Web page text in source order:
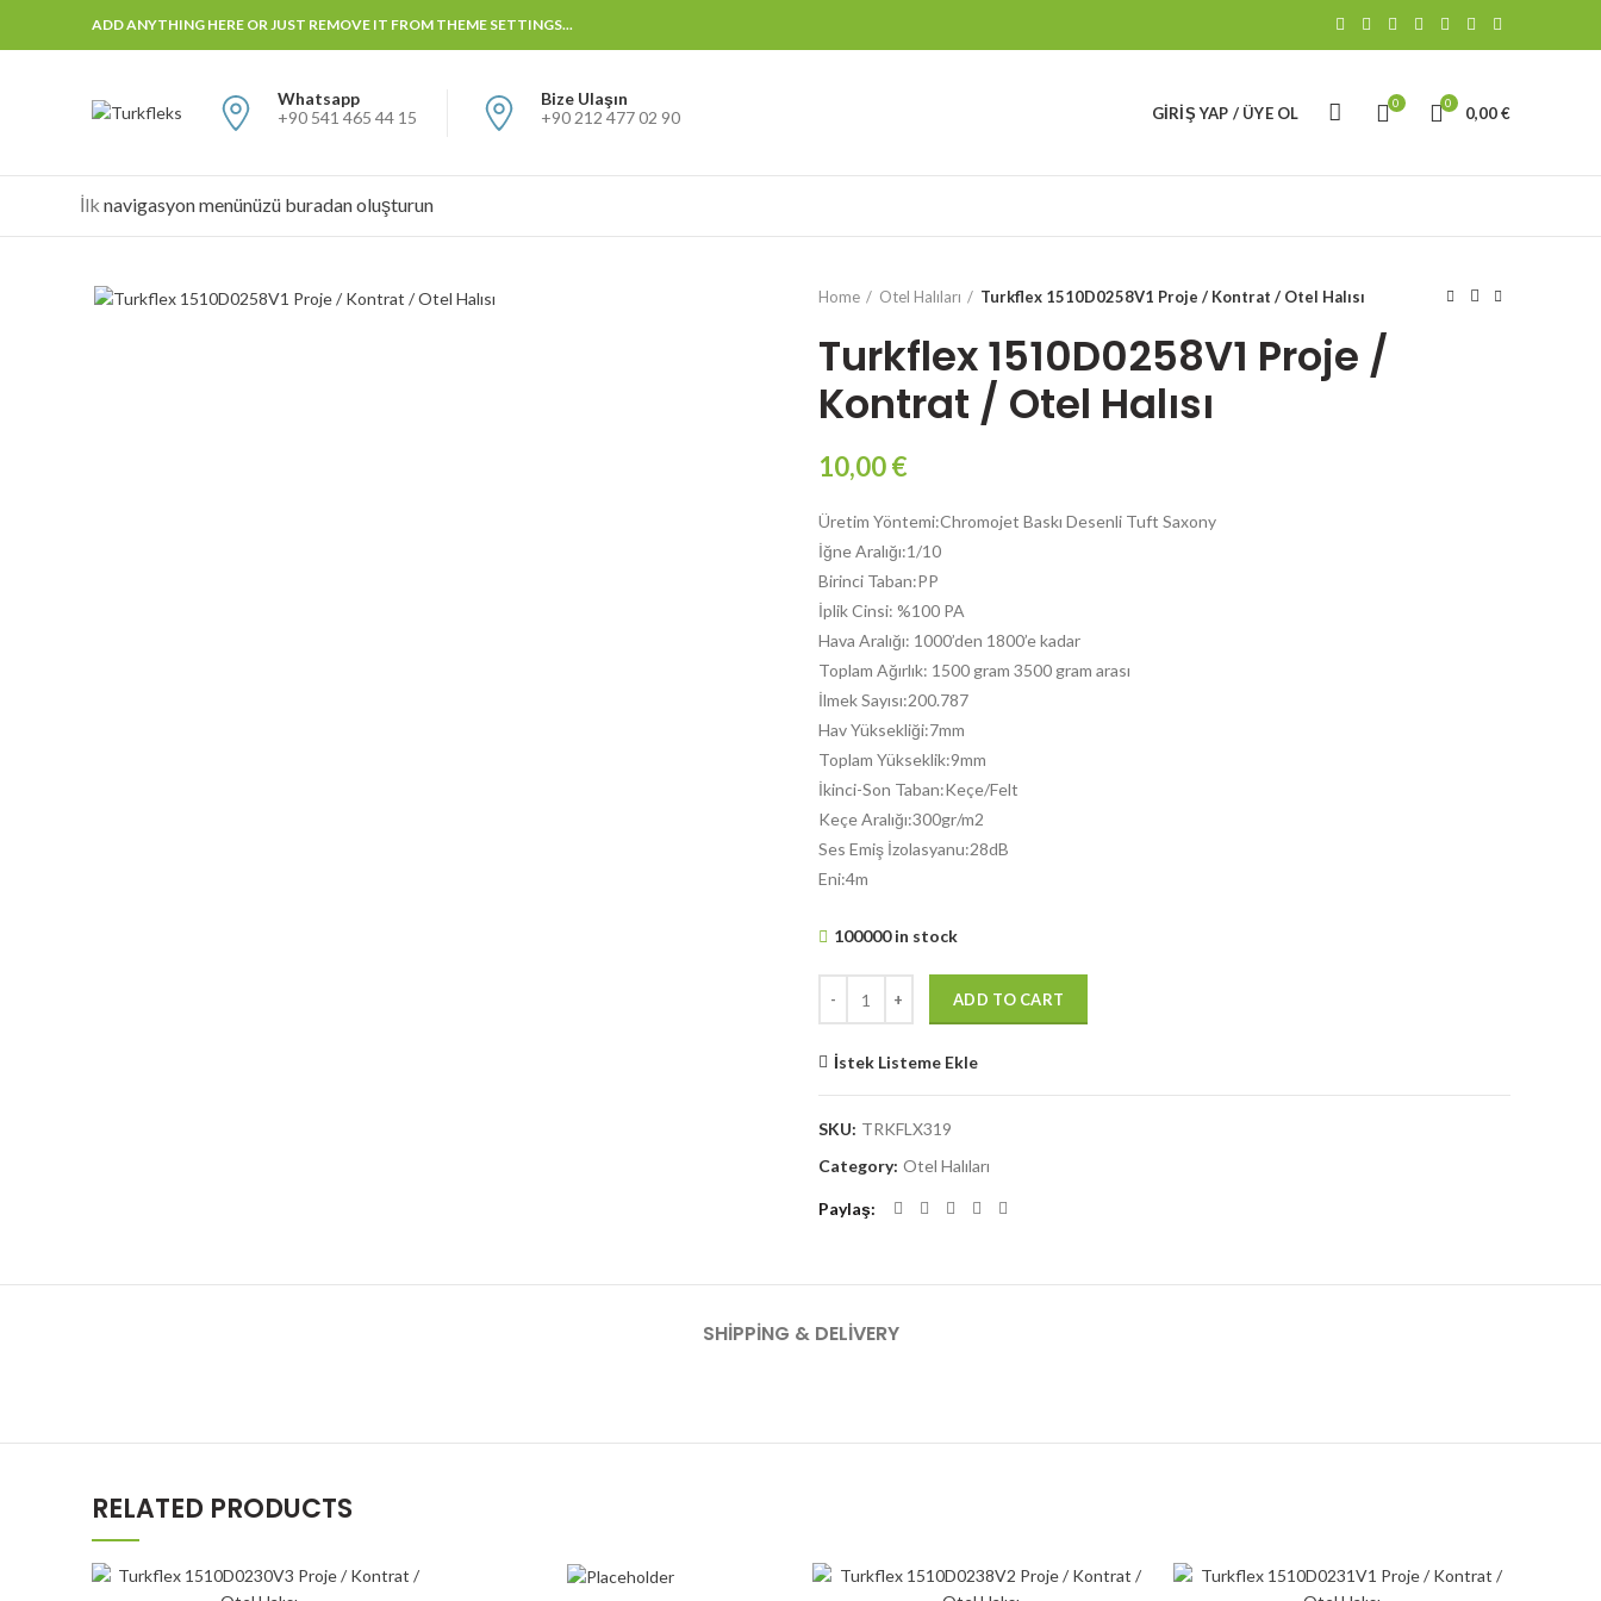
ADD ANYTHING HERE OR JUST REMOVE IT FROM THEME SETTINGS...
Whatsapp
+90 541 465 44 15
Bize Ulaşın
+90 212 477 02 90
GIRIŞ YAP / ÜYE OL
0 0
0,00€
İlk navigasyon menünüzü buradan oluşturun
Home
Otel Halıları Turkflex 1510D0258V1 Proje / Kontrat / Otel Halısı
Turkflex 1510D0258V1 Proje /
Kontrat / Otel Halısı
10,00€
Üretim Yöntemi:Chromojet Baskı Desenli Tuft Saxony
İğne Aralığı:1/10
Birinci Taban:PP
İplik Cinsi: %100 PA
Hava Aralığı: 1000’den 1800’e kadar
Toplam Ağırlık: 1500 gram 3500 gram arası
İlmek Sayısı:200.787
Hav Yüksekliği:7mm
Toplam Yükseklik:9mm
İkinci-Son Taban:Keçe/Felt
Keçe Aralığı:300gr/m2
Ses Emiş İzolasyanu:28dB
Eni:4m
100000 in stock
ADD TO CART
İstek Listeme Ekle
SKU: TRKFLX319
Category: Otel Halıları
Paylaş
SHIPPING & DELIVERY
RELATED PRODUCTS